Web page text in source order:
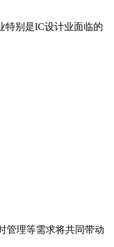
特别是IC设计业面临的
管理等需求将共同带动